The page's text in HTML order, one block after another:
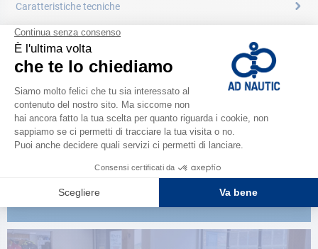
Caratteristiche tecniche
CATALOGARE
Scopri la
nuova guida AD 2026
SFOGLIA IL CATALOGO